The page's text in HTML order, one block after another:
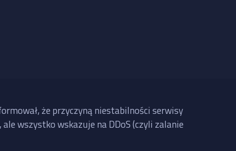
że przyczyną niestabilności serwisy
wszystko wskazuje na DDoS (czyli zalanie